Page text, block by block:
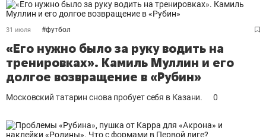
31 июля #футбол
«Его нужно было за руку водить на
тренировках». Камиль Муллин и его
долгое возвращение в «Рубин»
Московский татарин снова пробует себя в Казани. 0